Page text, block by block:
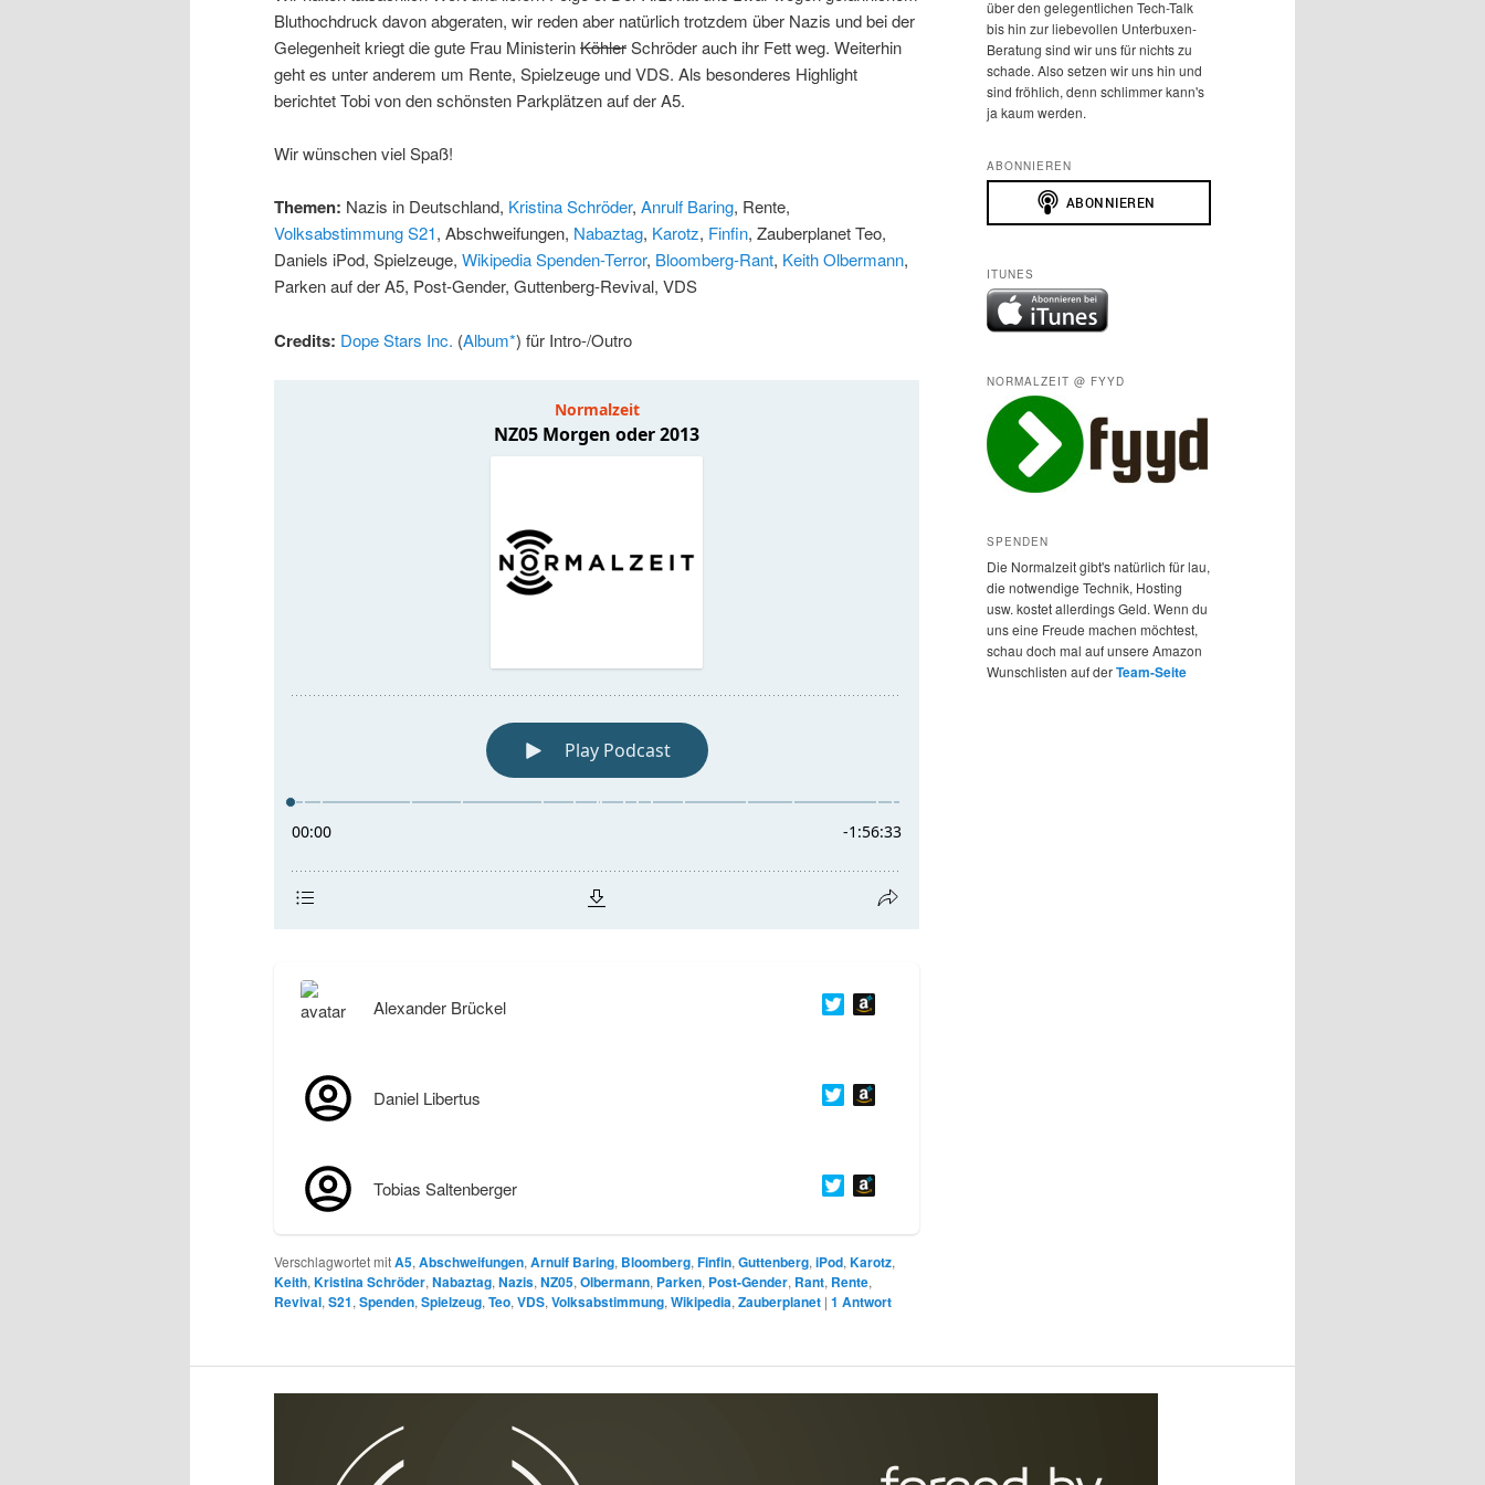
Bluthochdruck davon abgeraten, wir reden aber natürlich trotzdem über Nazis und bei der
Gelegenheit kriegt die gute Frau MinisterinKöhlerSchröder auch ihr Fett weg. Weiterhin
geht es unter anderem um Rente, Spielzeuge und VDS. Als besonderes Highlight
berichtet Tobi von den schönsten Parkplätzen auf der A5.
Wir wünschen viel Spaß!
Themen: Nazis in Deutschland, Kristina Schröder, Anrulf Baring, Rente,
Volksabstimmung S21, Abschweifungen, Nabaztag, Karotz, Finfin, Zauberplanet Teo,
Daniels iPod, Spielzeuge, Wikipedia Spenden-Terror, Bloomberg-Rant, Keith Olbermann,
Parken auf der A5, Post-Gender, Guttenberg-Revival, VDS
Credits: Dope Stars Inc. (Album*) für Intro-/Outro
Alexander Brückel
Daniel Libertus
Tobias Saltenberger
Verschlagwortet mitA5, Abschweifungen, Arnulf Baring, Bloomberg, Finfin, Guttenberg, iPod, Karotz,
Keith, Kristina Schröder, Nabaztag, Nazis, NZ05, Olbermann, Parken, Post-Gender, Rant, Rente,
Revival, S21, Spenden, Spielzeug, Teo, VDS, Volksabstimmung, Wikipedia, Zauberplanet | 1 Antwort
über den gelegentlichen Tech-Talk
bis hin zur liebevollen Unterbuxen-
Beratung sind wir uns für nichts zu
schade. Also setzen wir uns hin und
sind fröhlich, denn schlimmer kann's
ja kaum werden.
ABONNIEREN
ITUNES
NORMALZEIT @ FYYD
SPENDEN
Die Normalzeit gibt's natürlich für lau,
die notwendige Technik, Hosting
usw. kostet allerdings Geld. Wenn du
uns eine Freude machen möchtest,
schau doch mal auf unsere Amazon
Wunschlisten auf derTeam-Seite